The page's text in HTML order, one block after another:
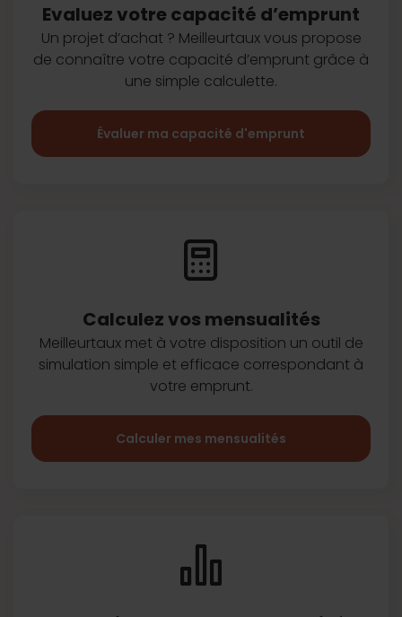
Evaluez votre capacité d’emprunt
Un projet d’achat ? Meilleurtaux vous propose
de connaître votre capacité d’emprunt grâce à
une simple calculette.
Évaluer ma capacité d'emprunt
Calculez vos mensualités
Meilleurtaux met à votre disposition un outil de
simulation simple et efficace correspondant à
votre emprunt.
Calculer mes mensualités